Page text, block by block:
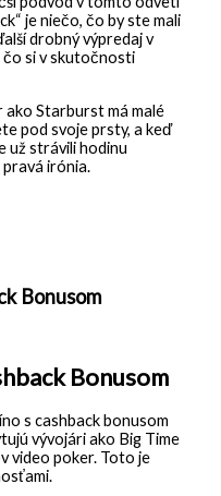
je niečo, čo by ste mali
drobný výpredaj v
čo si v skutočnosti
ako Starburst má malé
pod svoje prsty, a keď
už strávili hodinu
pravá irónia.
Bonusom
Bonusom
s cashback bonusom
vývojári ako Big Time
video poker. Toto je